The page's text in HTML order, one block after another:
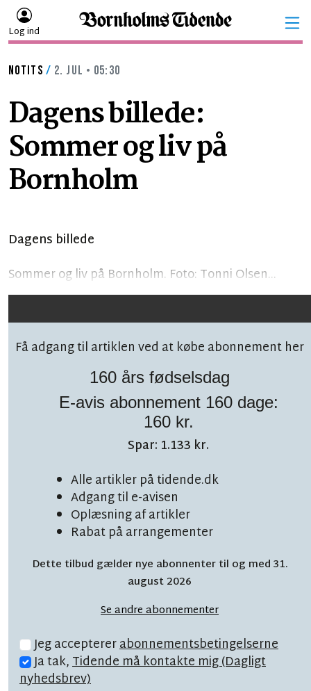
Log ind
NOTITS / 2. JUL • 05:30
Dagens billede:
Sommer og liv på
Bornholm
Dagens billede
Sommer og liv på Bornholm. Foto: Tonni Olsen...
Få adgang til artiklen ved at købe abonnement her
160 års fødselsdag
E-avis abonnement 160 dage:
160 kr.
Spar: 1.133 kr.
Alle artikler på tidende.dk
Adgang til e-avisen
Oplæsning af artikler
Rabat på arrangementer
Dette tilbud gælder nye abonnenter til og med 31.
august 2026
Se andre abonnementer
Jeg acceptererabonnementsbetingelserne
Ja tak,Tidende må kontakte mig (Dagligt
nyhedsbrev)
Følg debatten på facebook!
LÆSETID 5 MIN.
Bornholms hemmelige
flugthavn med 'hold
kæft'-aftale